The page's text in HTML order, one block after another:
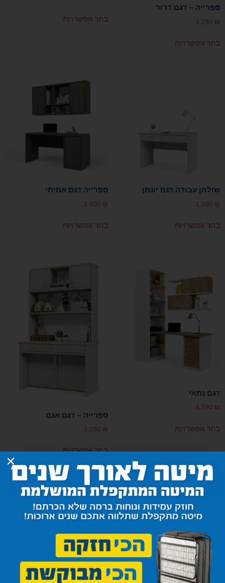
ספרייה – דגם דרור
3,230 ₪
בחר אפשרויות
בחר אפשרויות
שולחן עבודה דגם יונתן
1,990 ₪
בחר אפשרויות
ספרייה דגם אמיתי
3,800 ₪
בחר אפשרויות
דגם נתאי
4,290 ₪
בחר אפשרויות
ספרייה – דגם אגם
3,050 ₪
בחר אפשרויות